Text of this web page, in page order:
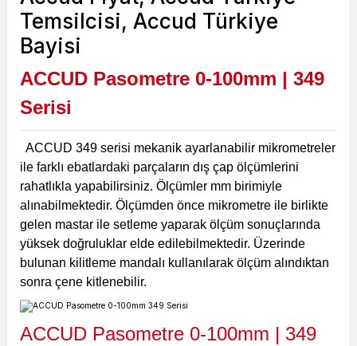
ACCUD Pasometre 0-100mm | 349
Serisi
ACCUD 349 serisi mekanik ayarlanabilir mikrometreler
ile farklı ebatlardaki parçaların dış çap ölçümlerini
rahatlıkla yapabilirsiniz. Ölçümler mm birimiyle
alınabilmektedir. Ölçümden önce mikrometre ile birlikte
gelen mastar ile setleme yaparak ölçüm sonuçlarında
yüksek doğruluklar elde edilebilmektedir. Üzerinde
bulunan kilitleme mandalı kullanılarak ölçüm alındıktan
sonra çene kitlenebilir.
ACCUD Pasometre 0-100mm | 349